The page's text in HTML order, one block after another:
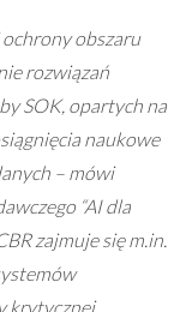
obszaru
rozwiązań
SOK, opartych na
naukowe
– mówi
“AI dla
zajmuje się m.in.
krytycznej.